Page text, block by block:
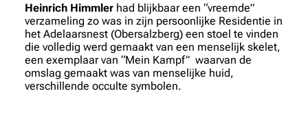
Heinrich Himmler had blijkbaar een “vreemde”
verzameling zo was in zijn persoonlijke Residentie in
het Adelaarsnest (Obersalzberg) een stoel te vinden
die volledig werd gemaakt van een menselijk skelet,
een exemplaar van “Mein Kampf” waarvan de
omslag gemaakt was van menselijke huid,
verschillende occulte symbolen.